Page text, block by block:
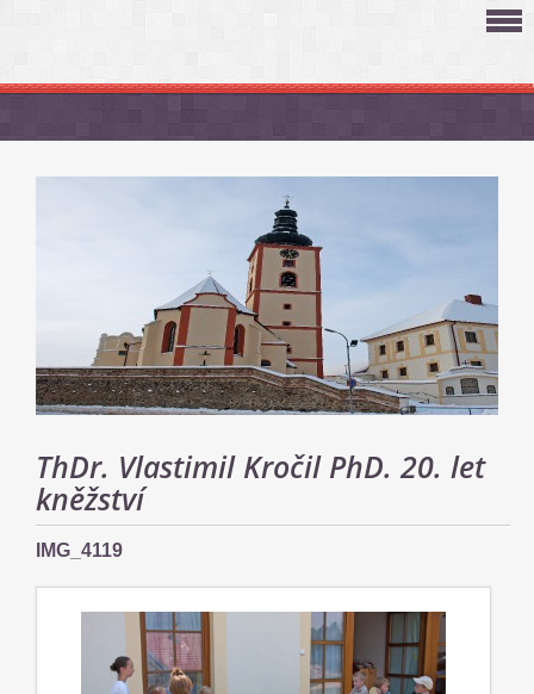
ThDr. Vlastimil Kročil PhD. 20. let
kněžství
IMG_4119